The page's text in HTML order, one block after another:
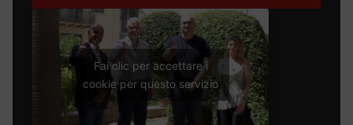
Fai clic per accettare i
cookie per questo servizio